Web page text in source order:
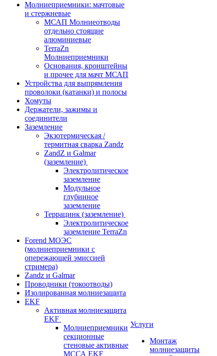
Молниеприемники: мачтовые
и стержневые
МСАП Молниеотводы
отдельно стоящие
алюминиевые
TerraZn
Молниеприемники
Основания, кронштейны
и прочее для мачт МСАП
Устройства для выпрямления
проволоки (катанки) и полосы
Хомуты
Держатели, зажимы и
соединители
Заземление
Экзотермическая /
термитная сварка Zandz
ZandZ и Galmar
(заземление)
Электролитическое
заземление
Модульное
глубинное
заземление
Террацинк (заземление)
Электролитическое
заземление TerraZn
Forend МОЭС
(молниеприемники с
опережающей эмиссией
стримера)
Zandz и Galmar
Проводники (токоотводы)
Изолированная молниезащита
EKF
Активная молниезащита
EKF
Молниеприемники
секционные
стеновые активные
МССА EKF
Услуги
Монтаж
молниезащиты